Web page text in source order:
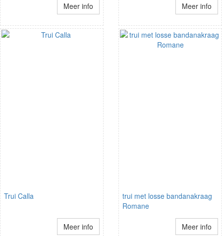
Meer info Meer info
Trui Calla
Meer info
trui met losse bandanakraag
Romane
Meer info